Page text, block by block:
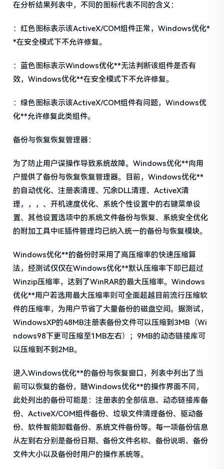
在分析结果列表中，不同的图标代表不同的含义：
：红色图标表示该ActiveX/COM组件正常，Windows优化*
*在安全模式下不允许修复。
：蓝色图标表示Windows优化**无法判断该组件是否有
效，Windows优化**在安全模式下不允许修复。
：绿色图标表示该ActiveX/COM组件有问题，Windows优
化**允许修复此类组件。
备份与恢复恢复管理器：
为了防止用户误操作导致系统故障。Windows优化**向用
户提供了备份与恢复恢复管理器。目前，Windows优化**
的自动优化、注册表清理、冗余DLL清理、ActiveX清
理，，，、开机速度优化、系统个性设置中的右键菜单设
置、其他设置选项中的系统文件备份与恢复、系统安全优化
的附加工具中IE插件管理均已纳入统一的备份与恢复模块。
Windows优化**的备份时采用了高压缩率的快速压缩算
法，经测试仅仅在Windows优化**默认压缩率下即已超过
Winzip压缩率，达到了WinRAR的最大压缩率。Windows
优化**用户若选用最大压缩率则可全面超越目前流行压缩软
件的压缩率，为用户节省了大量备份的磁盘空间。据测试，
WindowsXP的48MB注册表备份文件可以压缩到3MB（Wi
ndows98下更可压缩至1MB左右）；9MB的动态链接库可
以压缩到不到2MB。
进入Windows优化**的备份与恢复窗口，列表中列出了当
前可以恢复的备份，随Windows优化**的操作界面不同，
此处列出的备份可能是：注册表的全部信息、动态链接库备
份、ActiveX/COM组件备份、垃圾文件清理备份、驱动备
份、软件智能卸载备份、系统文件备份等。每一项备份信息
从左到右分别是备份日期、备份文件名称、备份说明、备份
文件大小以及备份时用户的操作系统等。